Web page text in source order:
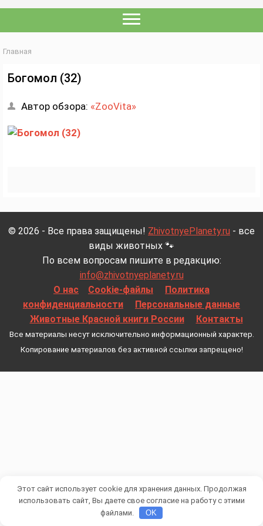
Главная
Богомол (32)
Автор обзора: «ZooVita»
© 2026 - Все права защищены! ZhivotnyePlanety.ru - все
виды животных 🐾
По всем вопросам пишите в редакцию:
info@zhivotnyeplanety.ru
О нас
Cookie-файлы
Политика
конфиденциальности
Персональные данные
Животные Красной книги России
Контакты
Все материалы несут исключительно информационный характер.
Копирование материалов без активной ссылки запрещено!
Этот сайт использует cookie для хранения данных. Продолжая
использовать сайт, Вы даете свое согласие на работу с этими
файлами.
OK